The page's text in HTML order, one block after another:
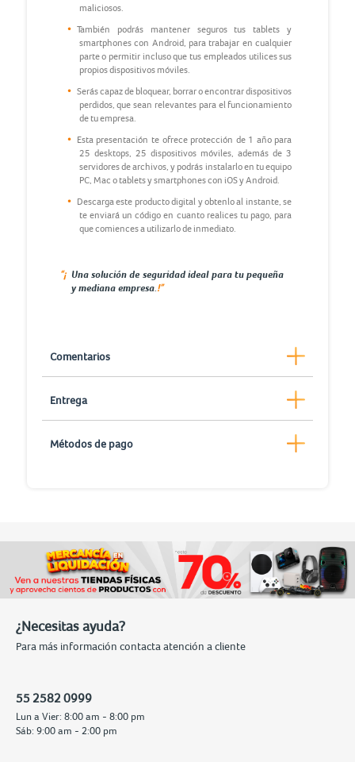
maliciosos.
También podrás mantener seguros tus tablets y
smartphones con Android, para trabajar en cualquier
parte o permitir incluso que tus empleados utilices sus
propios dispositivos móviles.
Serás capaz de bloquear, borrar o encontrar dispositivos
perdidos, que sean relevantes para el funcionamiento
de tu empresa.
Esta presentación te ofrece protección de 1 año para
25 desktops, 25 dispositivos móviles, además de 3
servidores de archivos, y podrás instalarlo en tu equipo
PC, Mac o tablets y smartphones con iOS y Android.
Descarga este producto digital y obtenlo al instante, se
te enviará un código en cuanto realices tu pago, para
que comiences a utilizarlo de inmediato.
“¡ Una solución de seguridad ideal para tu pequeña
y mediana empresa.!”
Comentarios
Entrega
Métodos de pago
¿Necesitas ayuda?
Para más información contacta atención a cliente
55 2582 0999
Lun a Vier: 8:00 am - 8:00 pm
Sáb: 9:00 am - 2:00 pm